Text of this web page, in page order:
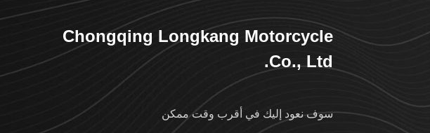
Chongqing Longkang Motorcycle
Co., Ltd.
سوف نعود إليك في أقرب وقت ممكن